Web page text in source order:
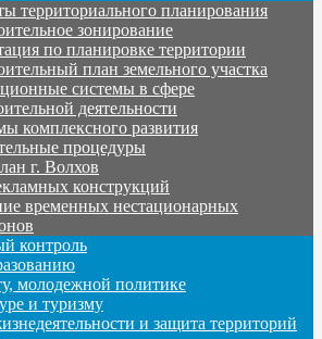
территориального планирования
зонирование
по планировке территории
план земельного участка
системы в сфере
деятельности
комплексного развития
процедуры
г. Волхов
конструкций
временных нестационарных
контроль
молодежной политике
и туризму
и защита территорий